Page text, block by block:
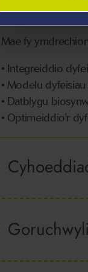
dyfeisiau
Mae fy
• Integreiddio
• Modelu
• Datblygu
• Optimeiddio'r